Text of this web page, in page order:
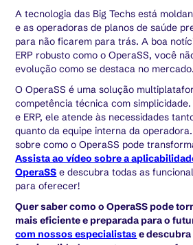
A tecnologia das Big Techs está
e as operadoras de planos de saúde
para não ficarem para trás. A boa
ERP robusto como o OperaSS, você
evolução como se destaca no mercado.
O OperaSS é uma solução
competência técnica com
e ERP, ele atende às necessidades
quanto da equipe interna da
sobre como o OperaSS pode
Assista ao vídeo sobre a
OperaSS e descubra todas as
para oferecer!
Quer saber como o OperaSS pode
mais eficiente e preparada para o
com nossos especialistas e descubra